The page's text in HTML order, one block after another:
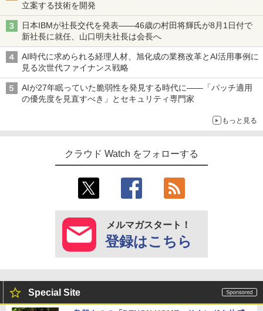
立案する技術を開発
日本IBMが社長交代を発表――46歳の村田将輝氏が8月1日付で
新社長に就任、山口明夫社長は会長へ
AI時代に求められる経理人材、旭化成の業務改革とAI活用事例に
見る次世代ファイナンス戦略
AIが27年眠っていた脆弱性を発見する時代に――「パッチ適用
の優先度を見直すべき」とセキュリティ専門家
もっと見る
クラウド Watch をフォローする
メルマガスタート！
登録はこちら
Special Site